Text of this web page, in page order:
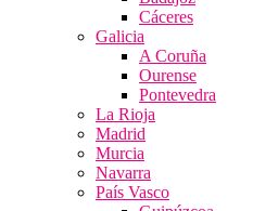
Cáceres
Galicia
A Coruña
Ourense
Pontevedra
La Rioja
Madrid
Murcia
Navarra
País Vasco